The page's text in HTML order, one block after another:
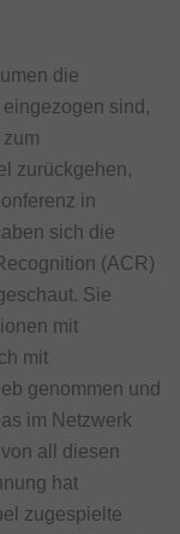
die
sind,
zurückgehen,
in
sich die
(ACR)
Sie
mit
mit
genommen und
im Netzwerk
all diesen
hat
zugespielte